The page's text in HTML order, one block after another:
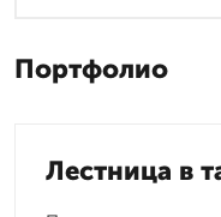
Портфолио
Лестница в